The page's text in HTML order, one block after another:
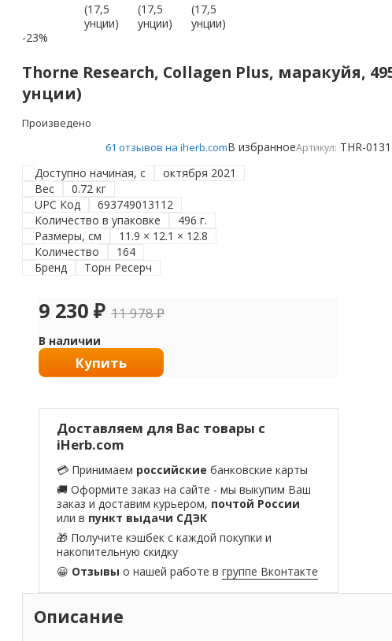
-23%
Thorne Research, Collagen Plus, маракуйя,
унции)
Произведено
61 отзывов на iherb.comВ избранноеАртикул: THR-
Доступно начиная, с
октября 2021
Вес
0.72 кг
UPC Код
693749013112
Количество в упаковке
496 г.
Размеры, см
11.9 × 12.1 × 12.8
Количество
164
Бренд
Торн Ресерч
9 230 ₽ 11 978₽
В наличии
Купить
Доставляем для Вас товары с
iHerb.com
💳 Принимаем российские банковские карты
🚚 Оформите заказ на сайте - мы выкупим Ваш
заказ и доставим курьером, почтой России
или в пункт выдачи СДЭК
🎁 Получите кэшбек с каждой покупки и
накопительную скидку
😀 Отзывы о нашей работе вгруппе Вконтакте
Описание